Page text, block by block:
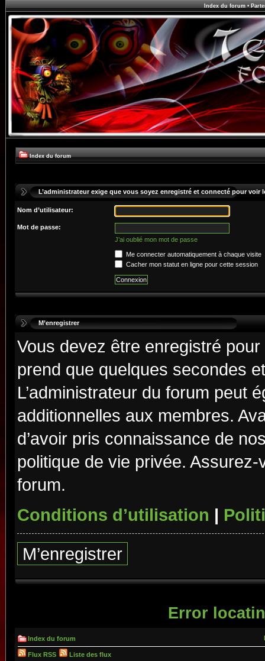
Index du forum•
Index du forum
L’administrateur exige que vous soyez enregistré et connecté pour voir
Nom d’utilisateur:
Mot de passe:
J’ai oublié mon mot de passe
Me connecter automatiquement à chaque visite
Cacher mon statut en ligne pour cette session
M’enregistrer
Vous devez être enregistré
prend que quelques secondes
L’administrateur du forum peut
additionnelles aux membres.
d’avoir pris connaissance de
politique de vie privée.
forum.
Conditions d’utilisation |
M’enregistrer
Error
Index du forum
Flux RSS Liste des flux